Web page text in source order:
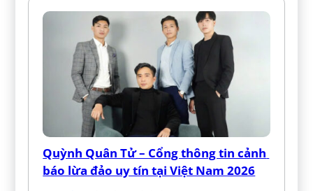
Quỳnh Quân Tử – Cổng thông tin cảnh
báo lừa đảo uy tín tại Việt Nam 2026